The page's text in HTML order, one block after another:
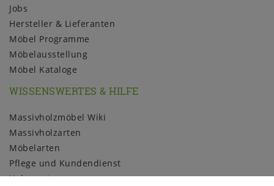
Jobs
Hersteller & Lieferanten
Möbel Programme
Möbelausstellung
Möbel Kataloge
WISSENSWERTES & HILFE
Massivholzmöbel Wiki
Massivholzarten
Möbelarten
Pflege und Kundendienst
Holzmuster